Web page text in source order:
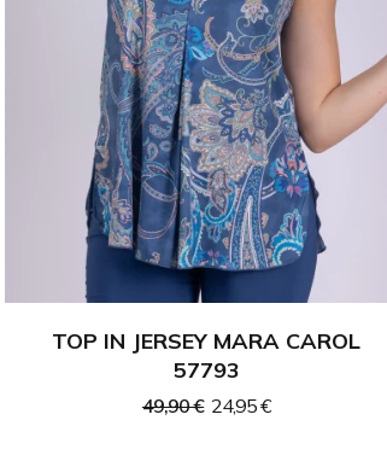
TOP IN JERSEY MARA CAROL
57793
49,90 € 24,95 €